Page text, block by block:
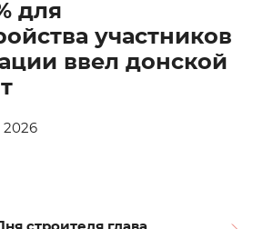
для
участников
ввел донской
2026